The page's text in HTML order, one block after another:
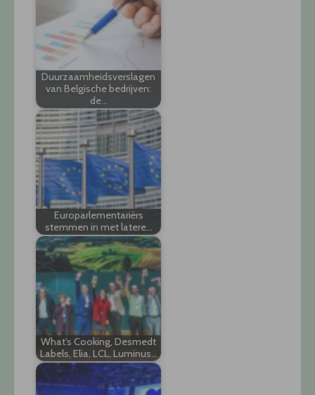
Duurzaamheidsverslagen
van Belgische bedrijven:
de…
Europarlementariërs
stemmen in met latere…
What’s Cooking, Desmedt
Labels, Elia, LCL, Luminus…